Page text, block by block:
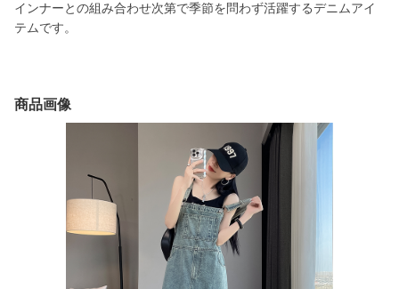
インナーとの組み合わせ次第で季節を問わず活躍するデニムアイ
テムです。
商品画像